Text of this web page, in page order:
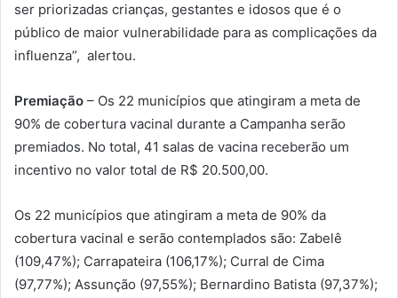
ser priorizadas crianças, gestantes e idosos que é o
público de maior vulnerabilidade para as complicações da
influenza”, alertou.
Premiação – Os 22 municípios que atingiram a meta de
90% de cobertura vacinal durante a Campanha serão
premiados. No total, 41 salas de vacina receberão um
incentivo no valor total de R$ 20.500,00.
Os 22 municípios que atingiram a meta de 90% da
cobertura vacinal e serão contemplados são: Zabelê
(109,47%); Carrapateira (106,17%); Curral de Cima
(97,77%); Assunção (97,55%); Bernardino Batista (97,37%);